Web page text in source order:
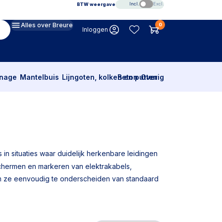
BTW weergave Incl. Excl.
Alles over Breure
Inloggen
0
Mantelbuis Lijngoten, kolken en putten
Beton Overig
situaties waar duidelijk herkenbare leidingen
en markeren van elektrakabels,
eenvoudig te onderscheiden van standaard